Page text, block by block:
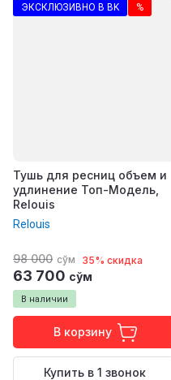
ЭКСКЛЮЗИВНО В BK %
Тушь для ресниц объем и
удлинение Топ-Модель,
Relouis
Relouis
В наличии
98 000 сўм 35% скидка
63 700 сўм
В корзину
Купить в 1 звонок